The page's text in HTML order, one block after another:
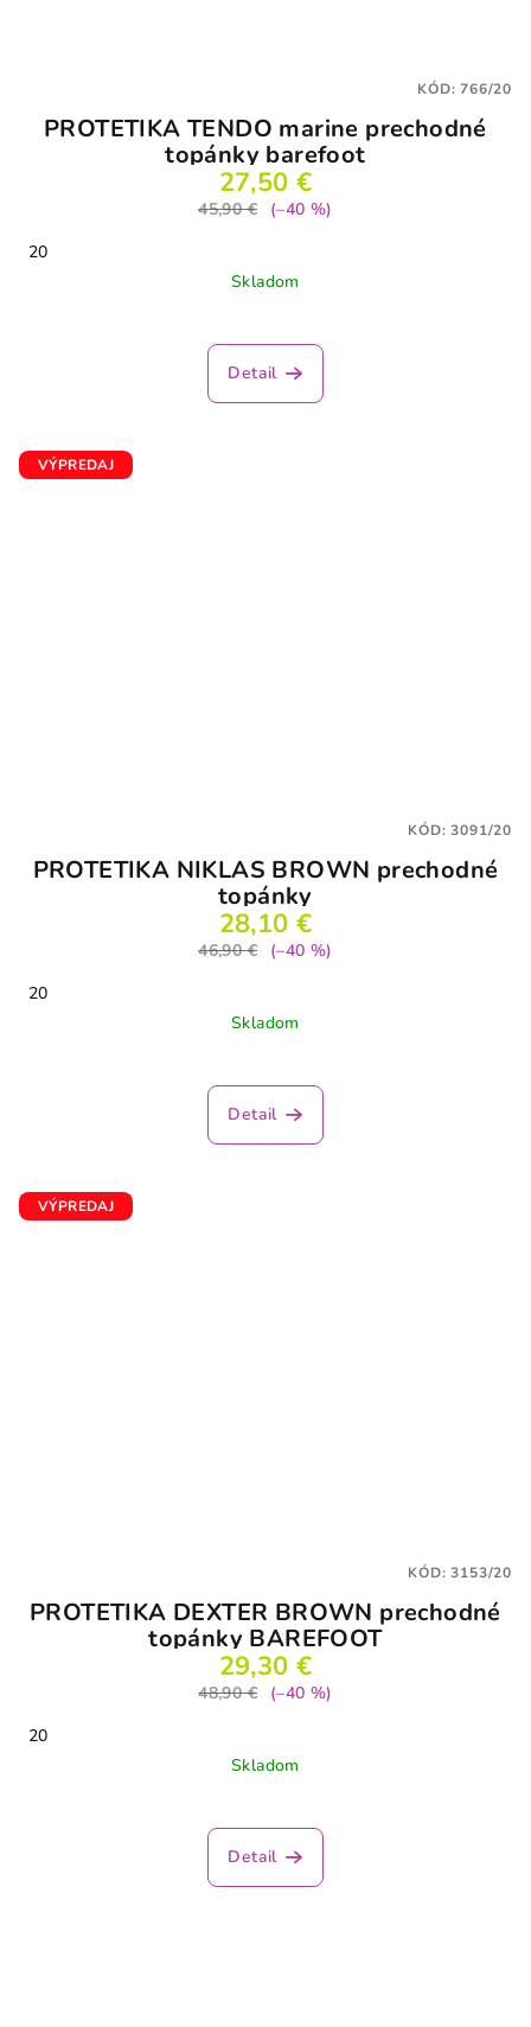
PROTETIKA TENDO marine prechodné
topánky barefoot
27,50 €
45,90 €
(–40 %)
20
Skladom
Detail
KÓD:766/20
VÝPREDAJ
PROTETIKA NIKLAS BROWN prechodné
topánky
28,10 €
46,90 €
(–40 %)
20
Skladom
Detail
KÓD:3091/20
VÝPREDAJ
PROTETIKA DEXTER BROWN prechodné
topánky BAREFOOT
29,30 €
48,90 €
(–40 %)
20
Skladom
Detail
KÓD:3153/20